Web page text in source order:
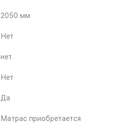
2050 мм
Нет
нет
Нет
Да
Матрас приобретается